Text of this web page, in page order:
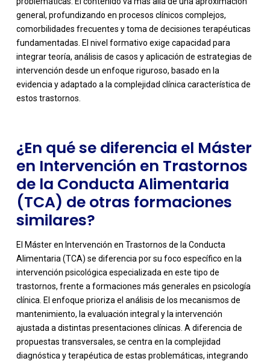
general, profundizando en procesos clínicos complejos,
comorbilidades frecuentes y toma de decisiones terapéuticas
fundamentadas. El nivel formativo exige capacidad para
integrar teoría, análisis de casos y aplicación de estrategias de
intervención desde un enfoque riguroso, basado en la
evidencia y adaptado a la complejidad clínica característica de
estos trastornos.
-
¿En qué se diferencia el Máster
en Intervención en Trastornos
de la Conducta Alimentaria
(TCA) de otras formaciones
similares?
El Máster en Intervención en Trastornos de la Conducta
Alimentaria (TCA) se diferencia por su foco específico en la
intervención psicológica especializada en este tipo de
trastornos, frente a formaciones más generales en psicología
clínica. El enfoque prioriza el análisis de los mecanismos de
mantenimiento, la evaluación integral y la intervención
ajustada a distintas presentaciones clínicas. A diferencia de
propuestas transversales, se centra en la complejidad
diagnóstica y terapéutica de estas problemáticas, integrando
-